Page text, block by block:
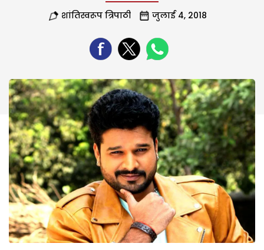
शांतिस्वरूप त्रिपाठी जुलाई 4, 2018